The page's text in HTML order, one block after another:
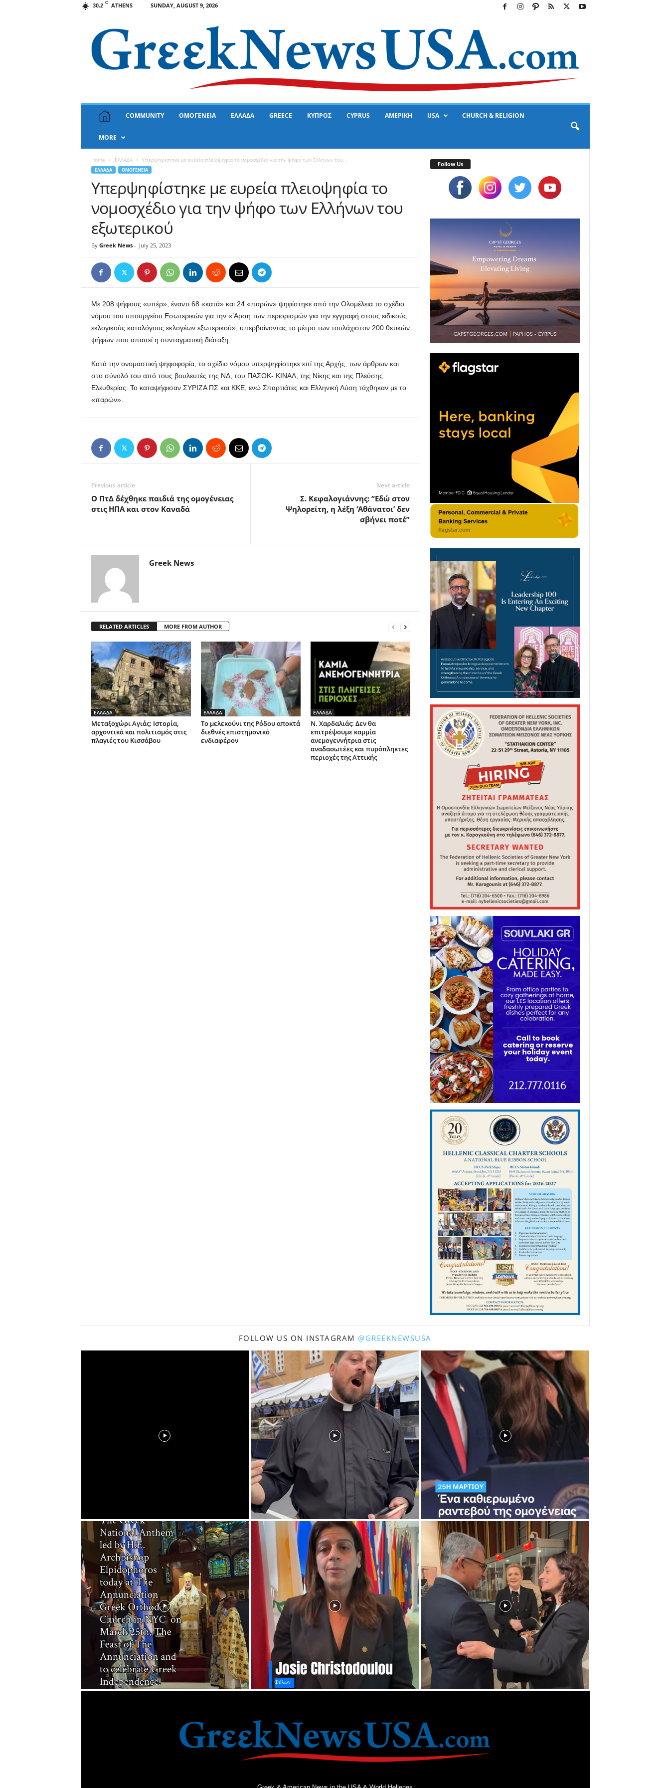
30.2 C ATHENS SUNDAY, AUGUST 9, 2026
k
COMMUNITY ΟΜΟΓΕΝΕΙΑ ΕΛΛΑΔΑ GREECE ΚΥΠΡΟΣ CYPRUS ΑΜΕΡΙΚΗ USA CHURCH & RELIGION
MORE
Home ΕΛΛΑΔΑ Υπερψηφίστηκε με ευρεία πλειοψηφία το νομοσχέδιο για την ψήφο των Ελλήνων του...
ΕΛΛΑΔΑ ΟΜΟΓΕΝΕΙΑ
Υπερψηφίστηκε με ευρεία πλειοψηφία το
νομοσχέδιο για την ψήφο των Ελλήνων του
εξωτερικού
By Greek News- July 25, 2023
Με 208 ψήφους «υπέρ», έναντι 68 «κατά» και 24 «παρών» ψηφίστηκε από την Ολομέλεια το σχέδιο
νόμου του υπουργείου Εσωτερικών για την «’Αρση των περιορισμών για την εγγραφή στους ειδικούς
εκλογικούς καταλόγους εκλογέων εξωτερικού», υπερβαίνοντας το μέτρο των τουλάχιστον 200 θετικών
ψήφων που απαιτεί η συνταγματική διάταξη.
Κατά την ονομαστική ψηφοφορία, το σχέδιο νόμου υπερψηφίστηκε επί της Αρχής, των άρθρων και
στο σύνολό του από τους βουλευτές της ΝΔ, του ΠΑΣΟΚ- ΚΙΝΑΛ, της Νίκης και της Πλεύσης
Ελευθερίας. Το καταψήφισαν ΣΥΡΙΖΑ ΠΣ και ΚΚΕ, ενώ Σπαρτιάτες και Ελληνική Λύση τάχθηκαν με το
«παρών».
Previous article
Ο ΠτΔ δέχθηκε παιδιά της ομογένειας
στις ΗΠΑ και στον Καναδά
Next article
Σ. Κεφαλογιάννης: “Εδώ στον
Ψηλορείτη, η λέξη ‘Αθάνατοι’ δεν
σβήνει ποτέ”
Greek News
RELATED ARTICLES MORE FROM AUTHOR
ΕΛΛΑΔΑ
Μεταξοχώρι Αγιάς: Ιστορία,
αρχοντικά και πολιτισμός στις
πλαγιές του Κισσάβου
ΕΛΛΑΔΑ
Το μελεκούνι της Ρόδου αποκτά
διεθνές επιστημονικό
ενδιαφέρον
ΕΛΛΑΔΑ
Ν. Χαρδαλιάς: Δεν θα
επιτρέψουμε καμμία
ανεμογεννήτρια στις
αναδασωτέες και πυρόπληκτες
περιοχές της Αττικής
Follow Us
FOLLOW US ON INSTAGRAM @GREEKNEWSUSA